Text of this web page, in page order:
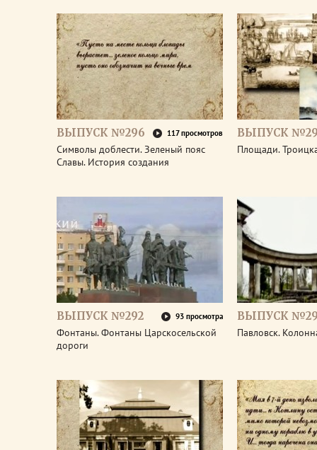
ВЫПУСК №296 117 просмотров
Символы доблести. Зеленый пояс
Славы. История создания
ВЫПУСК
Площади.
ВЫПУСК №292 93 просмотра
Фонтаны. Фонтаны Царскосельской
дороги
ВЫПУСК
Павловск.